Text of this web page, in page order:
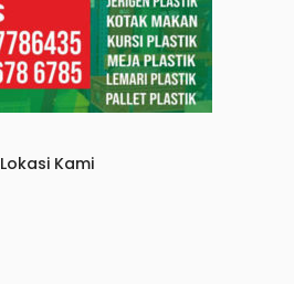
Lokasi Kami